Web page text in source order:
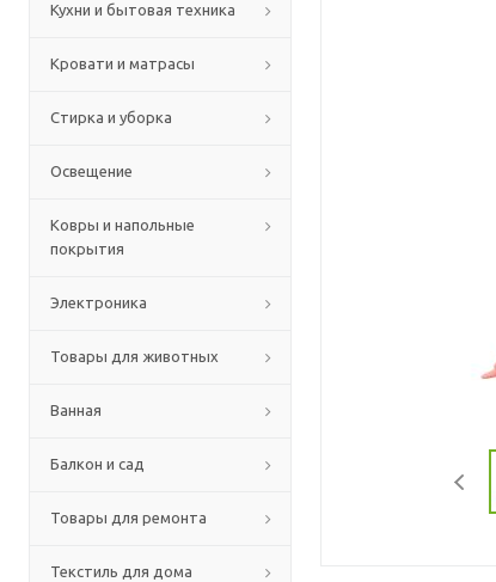
Кухни и бытовая техника
Кровати и матрасы
Стирка и уборка
Освещение
Ковры и напольные
покрытия
Электроника
Товары для животных
Ванная
Балкон и сад
Товары для ремонта
Текстиль для дома